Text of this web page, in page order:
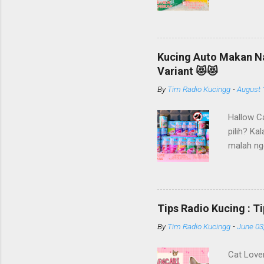
bidang
Cat
sudah
Litter,
PT
produk
Kucing Auto Makan
Variant 😻😻
ByTim Radio Kucingg -August
Hallow
pilih?
malah
Cat
masalah
Tips Radio Kucing :
ByTim Radio Kucingg -June
Cat